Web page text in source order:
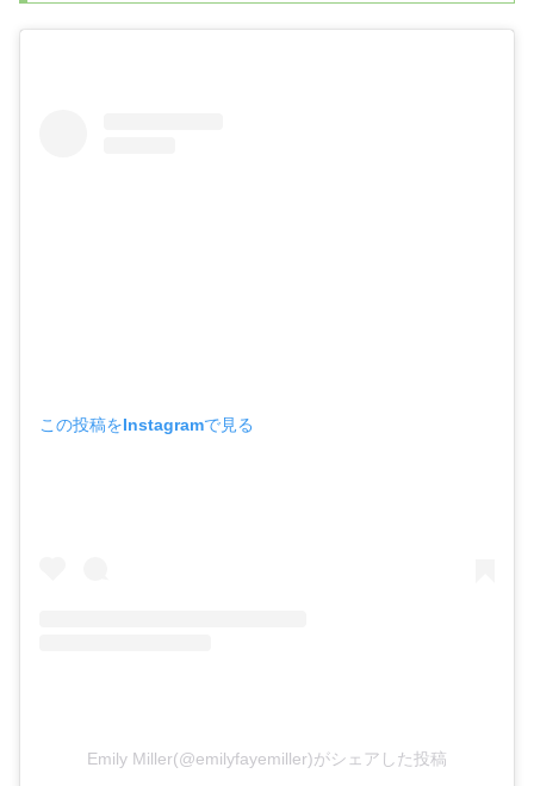
この投稿をInstagramで見る
Emily Miller(@emilyfayemiller)がシェアした投稿